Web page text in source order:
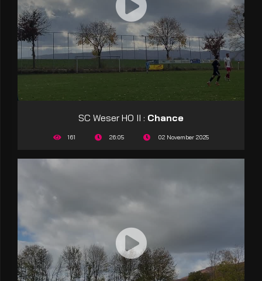
SC Weser HO II : Chance
161 26:05 02 November 2025